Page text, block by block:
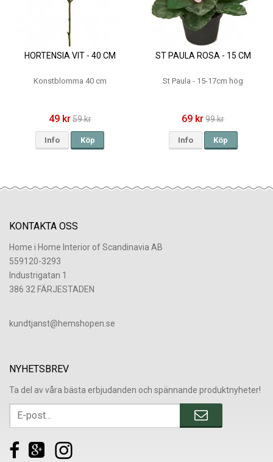
HORTENSIA VIT - 40 CM
Konstblomma 40 cm
49 kr59 kr
Info Köp
ST PAULA ROSA - 15 CM
St Paula - 15-17cm hög
69 kr99 kr
Info Köp
KONTAKTA OSS
Home i Home Interior of Scandinavia AB
559120-3293
Industrigatan 1
386 32 FÄRJESTADEN
​kundtjanst@hemshopen.se
NYHETSBREV
Ta del av våra bästa erbjudanden och spännande produktnyheter!